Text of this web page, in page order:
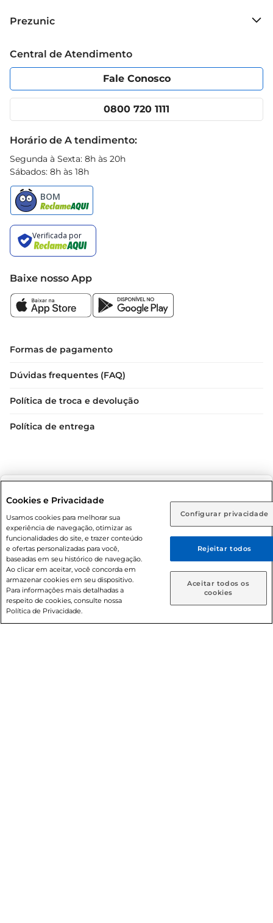
Rio de Janeiro (RJ) Goiás (GO)
Ou
Caso queira comprar online, informe como deseja receber
suas compras:
Entrega em casa Retire em Loja
Grupo Cencosud
Política de Privacidade
Portal do fornecedor
Cencosud Media
Prezunic
Código de Ética
App Prezunic
Central de Atendimento
Fale Conosco
0800 720 1111
Horário de A tendimento:
Segunda à Sexta: 8h às 20h
Sábados: 8h às 18h
Baixe nosso App
Formas de pagamento
Dúvidas frequentes (FAQ)
Política de troca e devolução
Política de entrega
Condições gerais: Em caso de divergência de valores, o
valor válido é o do carrinho de compras. Fotos ilustrativas.
Compras sujeitas a confirmação de estoque. Compras
podem ser canceladas em caso de suspeita de fraude. A fim
de garantir o acesso de um maior número de clientes as
nossas promoções, a compra de produtos com preços
promocionais poderá ter sua quantidade limitada por
cliente. Os preços, ofertas e condições são exclusivos para
o e-commerce e válidos durante o dia de hoje, podendo
Cookies e Privacidade
Usamos cookies para melhorar sua
experiência de navegação, otimizar as
funcionalidades do site, e trazer conteúdo
e ofertas personalizadas para você,
baseadas em seu histórico de navegação.
Ao clicar em aceitar, você concorda em
armazenar cookies em seu dispositivo.
Para informações mais detalhadas a
respeito de cookies, consulte nossa
Política de Privacidade.
Configurar privacidade
Rejeitar todos
Aceitar todos os
cookies